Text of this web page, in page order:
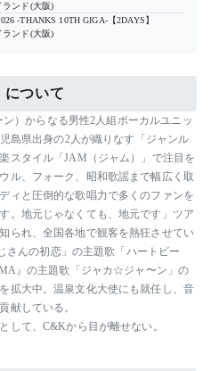
ランド(大阪)
-THANKS 10TH GIGA-【2DAYS】
ランド(大阪)
ついて
）からなる男性2人組ボーカルユニッ
島県出身の2人が織りなす「ジャンル
スタイル「JAM（ジャム）」で注目を
ル、フォーク、昭和歌謡まで幅広く取
ィと圧倒的な歌唱力で多くのファンを
。地元じゃなくても、地元です」ツア
られ、全国各地で観客を熱狂させてい
さんの初恋」の主題歌「ハートビー
』の主題歌「ジャカ☆ジャ〜ン」の
拡大中。温泉文化大使にも就任し、音
献している。
して、C&Kから目が離せない。